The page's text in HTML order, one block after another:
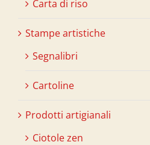
Carta di riso
Stampe artistiche
Segnalibri
Cartoline
Prodotti artigianali
Ciotole zen